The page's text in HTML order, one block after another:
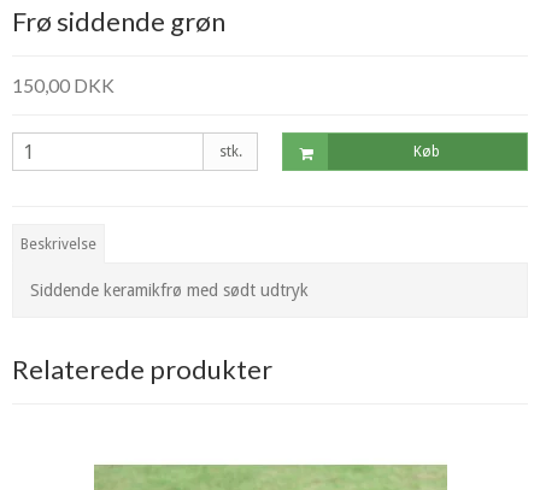
Frø siddende grøn
150,00 DKK
stk. Køb
Beskrivelse
Siddende keramikfrø med sødt udtryk
Relaterede produkter